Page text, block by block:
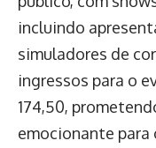
incluindo
simuladores de
ingressos para o
174,50,
emocionante